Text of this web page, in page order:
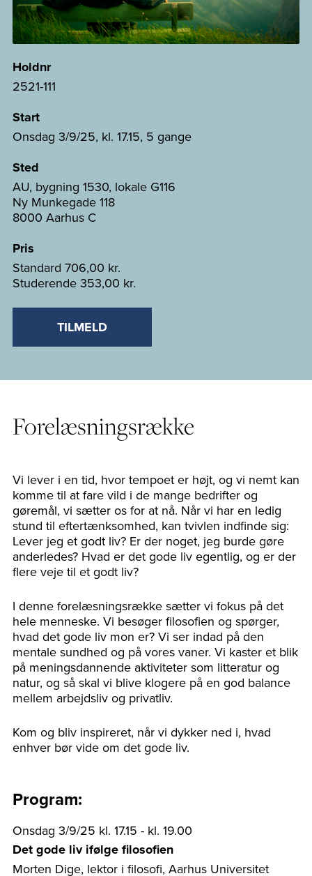
Holdnr
2521-111
Start
Onsdag 3/9/25, kl. 17.15, 5 gange
Sted
AU, bygning 1530, lokale G116
Ny Munkegade 118
8000 Aarhus C
Pris
Standard 706,00 kr.
Studerende 353,00 kr.
TILMELD
Forelæsningsrække
Vi lever i en tid, hvor tempoet er højt, og vi nemt kan
komme til at fare vild i de mange bedrifter og
gøremål, vi sætter os for at nå. Når vi har en ledig
stund til eftertænksomhed, kan tvivlen indfinde sig:
Lever jeg et godt liv? Er der noget, jeg burde gøre
anderledes? Hvad er det gode liv egentlig, og er der
flere veje til et godt liv?
I denne forelæsningsrække sætter vi fokus på det
hele menneske. Vi besøger filosofien og spørger,
hvad det gode liv mon er? Vi ser indad på den
mentale sundhed og på vores vaner. Vi kaster et blik
på meningsdannende aktiviteter som litteratur og
natur, og så skal vi blive klogere på en god balance
mellem arbejdsliv og privatliv.
Kom og bliv inspireret, når vi dykker ned i, hvad
enhver bør vide om det gode liv.
Program:
Onsdag 3/9/25 kl. 17.15 - kl. 19.00
Det gode liv ifølge filosofien
Morten Dige, lektor i filosofi, Aarhus Universitet